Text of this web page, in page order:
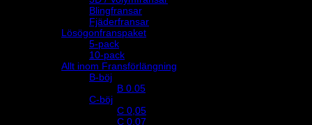
Blingfransar
Fjäderfransar
Lösögonfranspaket
5-pack
10-pack
Allt inom Fransförlängning
B-böj
B 0.05
C-böj
C 0,05
C 0,07